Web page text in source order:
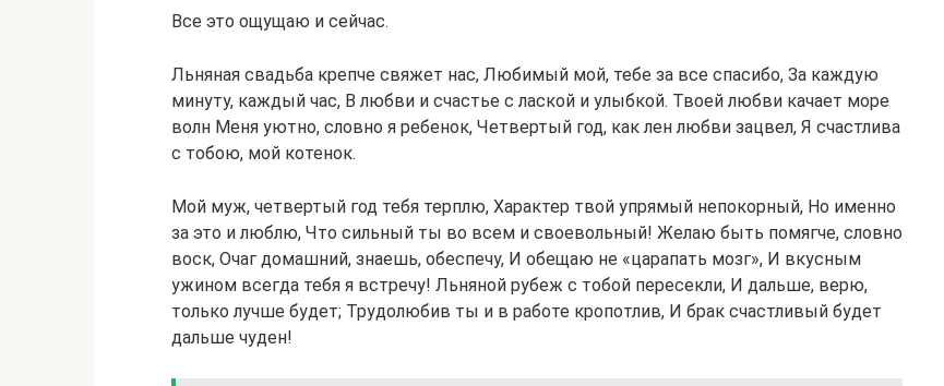
Все это ощущаю и сейчас.
Льняная свадьба крепче свяжет нас, Любимый мой, тебе за все спасибо, За каждую
минуту, каждый час, В любви и счастье с лаской и улыбкой. Твоей любви качает море
волн Меня уютно, словно я ребенок, Четвертый год, как лен любви зацвел, Я счастлива
с тобою, мой котенок.
Мой муж, четвертый год тебя терплю, Характер твой упрямый непокорный, Но именно
за это и люблю, Что сильный ты во всем и своевольный! Желаю быть помягче, словно
воск, Очаг домашний, знаешь, обеспечу, И обещаю не «царапать мозг», И вкусным
ужином всегда тебя я встречу! Льняной рубеж с тобой пересекли, И дальше, верю,
только лучше будет; Трудолюбив ты и в работе кропотлив, И брак счастливый будет
дальше чуден!